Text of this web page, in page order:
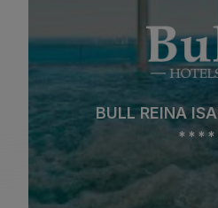
BULL COSTA
* * * *
Ciudad